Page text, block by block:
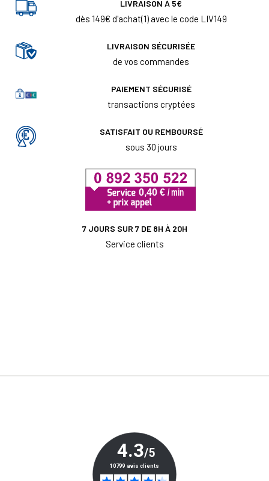
LIVRAISON À 5€
dès 149€ d'achat(1) avec le code LIV149
LIVRAISON SÉCURISÉE
de vos commandes
PAIEMENT SÉCURISÉ
transactions cryptées
SATISFAIT OU REMBOURSÉ
sous 30 jours
7 JOURS SUR 7 DE 8H À 20H
Service clients